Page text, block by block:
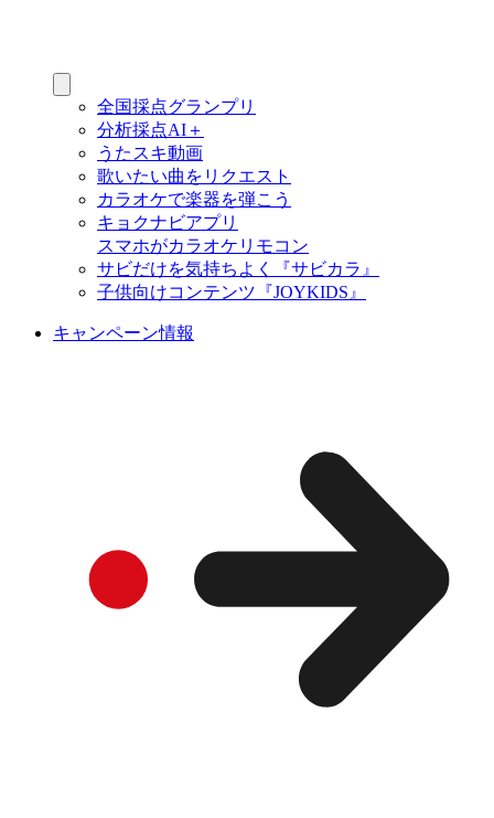
全国採点グランプリ
分析採点AI＋
うたスキ動画
歌いたい曲をリクエスト
カラオケで楽器を弾こう
キョクナビアプリ
スマホがカラオケリモコン
サビだけを気持ちよく『サビカラ』
子供向けコンテンツ『JOYKIDS』
キャンペーン情報